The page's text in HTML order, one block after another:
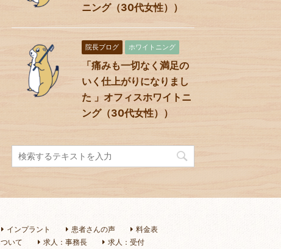
ニング（30代女性））
院長ブログ ホワイトニング
「痛みも一切なく満足の
いく仕上がりになりまし
た 」オフィスホワイトニ
ング（30代女性））
インプラント 患者さんの声
料金表
いて 求人：事務長 求人：受付